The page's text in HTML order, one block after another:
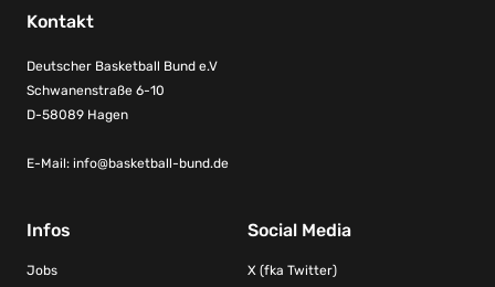
Kontakt
Deutscher Basketball Bund e.V
Schwanenstraße 6-10
D-58089 Hagen
E-Mail: info@basketball-bund.de
Infos
Jobs
Social Media
X (fka Twitter)